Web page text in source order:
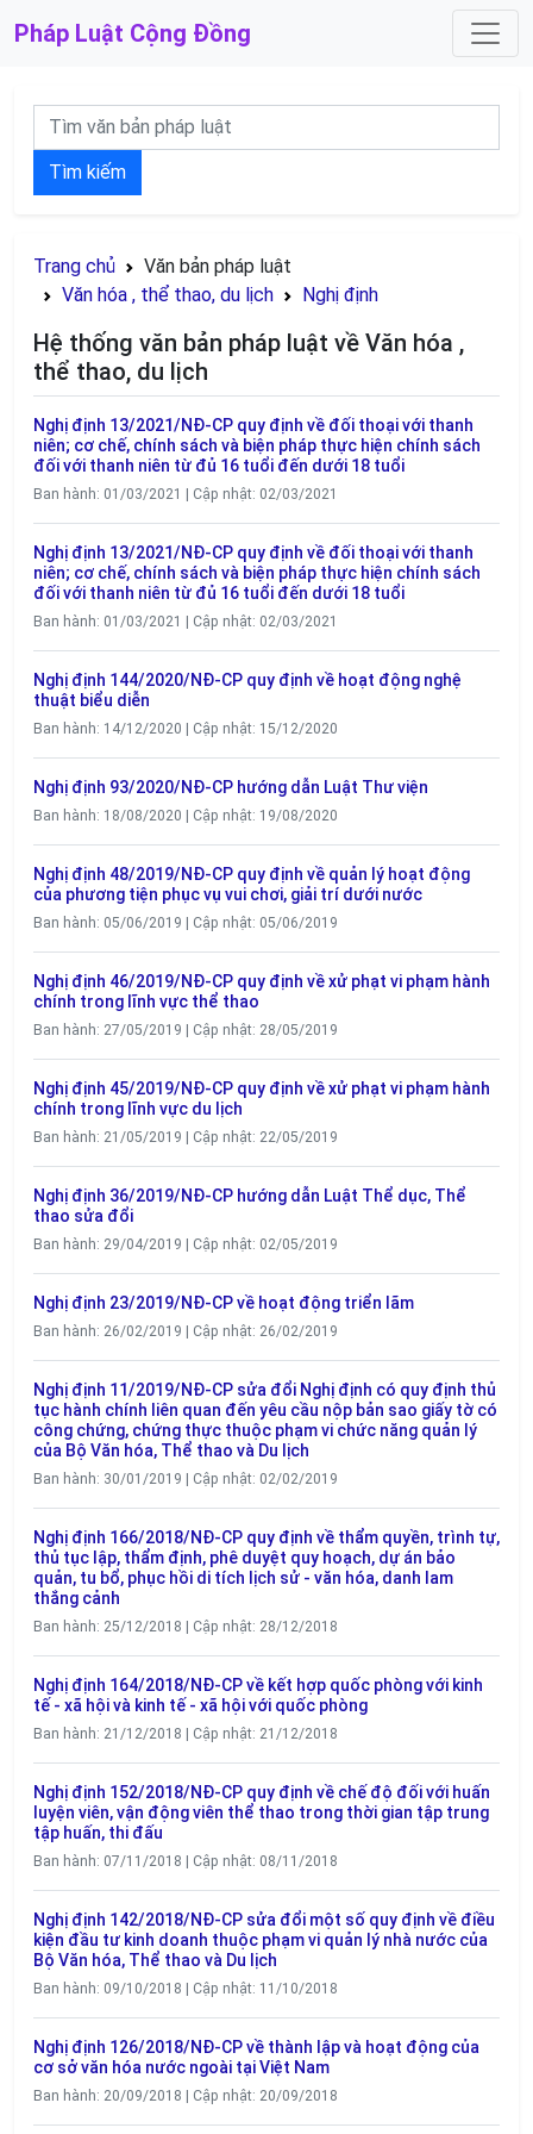
Pháp Luật Cộng Đồng
Tìm kiếm
Trang chủ
Văn bản pháp luật
Văn hóa , thể thao, du lịch
Nghị định
Hệ thống văn bản pháp luật về Văn hóa ,
thể thao, du lịch
Nghị định 13/2021/NĐ-CP quy định về đối thoại với thanh
niên; cơ chế, chính sách và biện pháp thực hiện chính sách
đối với thanh niên từ đủ 16 tuổi đến dưới 18 tuổi
Ban hành: 01/03/2021 | Cập nhật: 02/03/2021
Nghị định 13/2021/NĐ-CP quy định về đối thoại với thanh
niên; cơ chế, chính sách và biện pháp thực hiện chính sách
đối với thanh niên từ đủ 16 tuổi đến dưới 18 tuổi
Ban hành: 01/03/2021 | Cập nhật: 02/03/2021
Nghị định 144/2020/NĐ-CP quy định về hoạt động nghệ
thuật biểu diễn
Ban hành: 14/12/2020 | Cập nhật: 15/12/2020
Nghị định 93/2020/NĐ-CP hướng dẫn Luật Thư viện
Ban hành: 18/08/2020 | Cập nhật: 19/08/2020
Nghị định 48/2019/NĐ-CP quy định về quản lý hoạt động
của phương tiện phục vụ vui chơi, giải trí dưới nước
Ban hành: 05/06/2019 | Cập nhật: 05/06/2019
Nghị định 46/2019/NĐ-CP quy định về xử phạt vi phạm hành
chính trong lĩnh vực thể thao
Ban hành: 27/05/2019 | Cập nhật: 28/05/2019
Nghị định 45/2019/NĐ-CP quy định về xử phạt vi phạm hành
chính trong lĩnh vực du lịch
Ban hành: 21/05/2019 | Cập nhật: 22/05/2019
Nghị định 36/2019/NĐ-CP hướng dẫn Luật Thể dục, Thể
thao sửa đổi
Ban hành: 29/04/2019 | Cập nhật: 02/05/2019
Nghị định 23/2019/NĐ-CP về hoạt động triển lãm
Ban hành: 26/02/2019 | Cập nhật: 26/02/2019
Nghị định 11/2019/NĐ-CP sửa đổi Nghị định có quy định thủ
tục hành chính liên quan đến yêu cầu nộp bản sao giấy tờ có
công chứng, chứng thực thuộc phạm vi chức năng quản lý
của Bộ Văn hóa, Thể thao và Du lịch
Ban hành: 30/01/2019 | Cập nhật: 02/02/2019
Nghị định 166/2018/NĐ-CP quy định về thẩm quyền, trình tự,
thủ tục lập, thẩm định, phê duyệt quy hoạch, dự án bảo
quản, tu bổ, phục hồi di tích lịch sử - văn hóa, danh lam
thắng cảnh
Ban hành: 25/12/2018 | Cập nhật: 28/12/2018
Nghị định 164/2018/NĐ-CP về kết hợp quốc phòng với kinh
tế - xã hội và kinh tế - xã hội với quốc phòng
Ban hành: 21/12/2018 | Cập nhật: 21/12/2018
Nghị định 152/2018/NĐ-CP quy định về chế độ đối với huấn
luyện viên, vận động viên thể thao trong thời gian tập trung
tập huấn, thi đấu
Ban hành: 07/11/2018 | Cập nhật: 08/11/2018
Nghị định 142/2018/NĐ-CP sửa đổi một số quy định về điều
kiện đầu tư kinh doanh thuộc phạm vi quản lý nhà nước của
Bộ Văn hóa, Thể thao và Du lịch
Ban hành: 09/10/2018 | Cập nhật: 11/10/2018
Nghị định 126/2018/NĐ-CP về thành lập và hoạt động của
cơ sở văn hóa nước ngoài tại Việt Nam
Ban hành: 20/09/2018 | Cập nhật: 20/09/2018